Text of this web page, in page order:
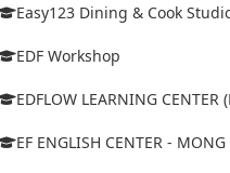
Easy123 Dining & Cook
EDF Workshop
EDFLOW LEARNING CENTER
EF ENGLISH CENTER -